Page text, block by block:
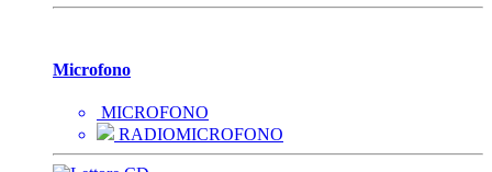
Microfono
MICROFONO
RADIOMICROFONO